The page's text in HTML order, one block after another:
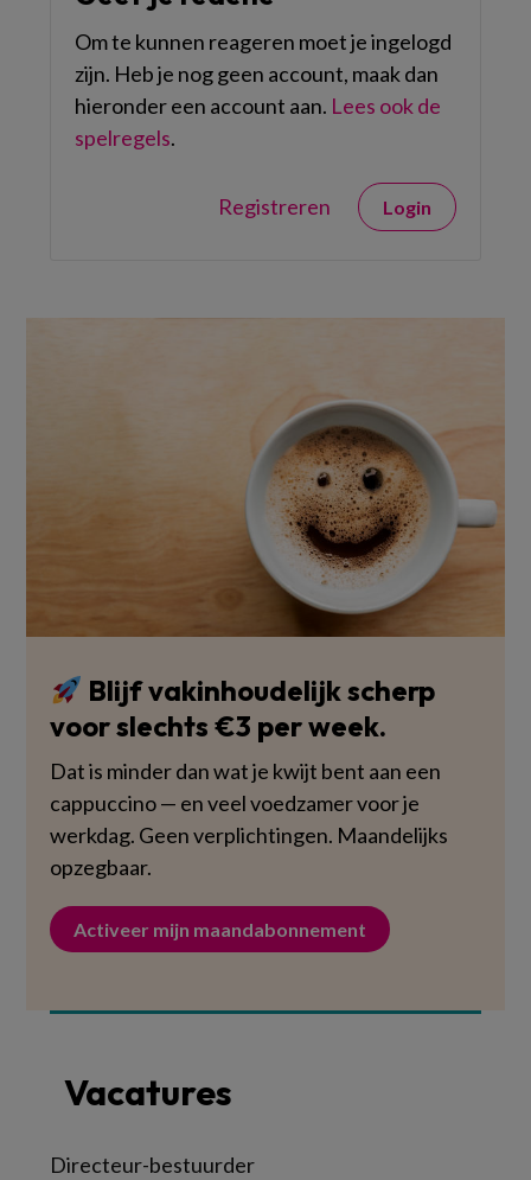
Om te kunnen reageren moet je ingelogd
zijn. Heb je nog geen account, maak dan
hieronder een account aan. Lees ook de
spelregels.
Registreren Login
Blijf vakinhoudelijk scherp
voor slechts €3 per week.
Dat is minder dan wat je kwijt bent aan een
cappuccino — en veel voedzamer voor je
werkdag. Geen verplichtingen. Maandelijks
opzegbaar.
Activeer mijn maandabonnement
Vacatures
Directeur-bestuurder